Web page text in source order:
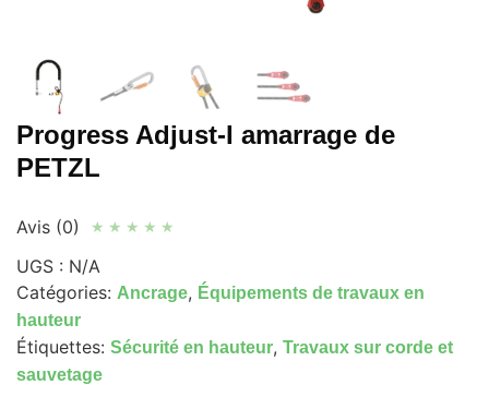
Progress Adjust-I amarrage de
PETZL
Avis (0) ★ ★ ★ ★ ★
UGS : N/A
Catégories: Ancrage, Équipements de travaux en
hauteur
Étiquettes: Sécurité en hauteur, Travaux sur corde et
sauvetage